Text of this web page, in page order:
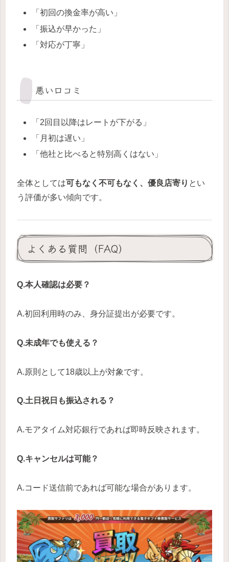
「初回の換金率が高い」
「振込が早かった」
「対応が丁寧」
悪い口コミ
「2回目以降はレートが下がる」
「月初は遅い」
「他社と比べると特別高くはない」
全体としては可もなく不可もなく、優良店寄り とい
う評価が多い傾向です。
よくある質問（FAQ）
Q.本人確認は必要？
A.初回利用時のみ、身分証提出が必要です。
Q.未成年でも使える？
A.原則として18歳以上が対象です。
Q.土日祝日も振込される？
A.モアタイム対応銀行であれば即時反映されます。
Q.キャンセルは可能？
A.コード送信前であれば可能な場合があります。